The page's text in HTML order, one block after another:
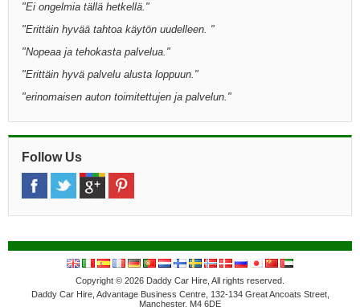
"Ei ongelmia tällä hetkellä."
"Erittäin hyvää tahtoa käytön uudelleen. "
"Nopeaa ja tehokasta palvelua."
"Erittäin hyvä palvelu alusta loppuun."
"erinomaisen auton toimitettujen ja palvelun."
Follow Us
Copyright © 2026 Daddy Car Hire, All rights reserved.
Daddy Car Hire, Advantage Business Centre, 132-134 Great Ancoats Street,
Manchester, M4 6DE